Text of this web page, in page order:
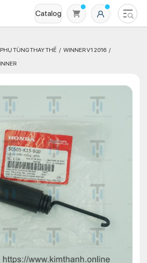
Catalog
sản phẩm nào trong giỏ hàng
PHỤ TÙNG THAY THẾ
WINNER V1 2016